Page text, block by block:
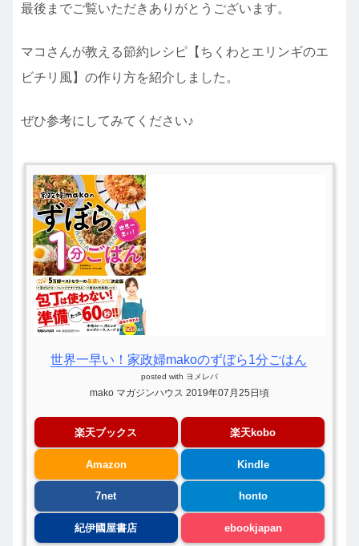
最後までご覧いただきありがとうございます。
マコさんが教える節約レシピ【ちくわとエリンギのエ
ビチリ風】の作り方を紹介しました。
ぜひ参考にしてみてください♪
世界一早い！家政婦makoのずぼら1分ごはん
posted with ヨメレバ
mako マガジンハウス 2019年07月25日頃
楽天ブックス 楽天kobo
Amazon Kindle
7net honto
紀伊國屋書店 ebookjapan